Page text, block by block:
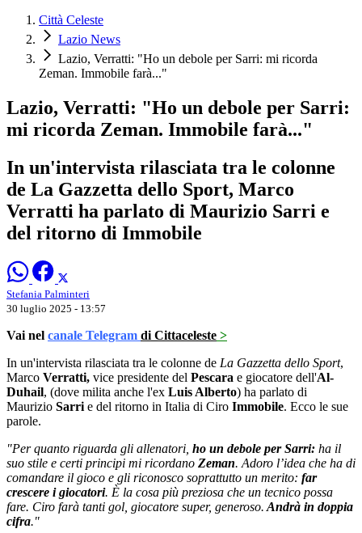
Città Celeste
Lazio News
Lazio, Verratti: "Ho un debole per Sarri: mi ricorda
Zeman. Immobile farà..."
Lazio, Verratti: "Ho un debole per Sarri:
mi ricorda Zeman. Immobile farà..."
In un'intervista rilasciata tra le colonne
de La Gazzetta dello Sport, Marco
Verratti ha parlato di Maurizio Sarri e
del ritorno di Immobile
Stefania Palminteri
30 luglio 2025 - 13:57
Vai nel canale Telegram di Cittaceleste >
In un'intervista rilasciata tra le colonne de La Gazzetta dello Sport,
Marco Verratti, vice presidente del Pescara e giocatore dell'Al-
Duhail, (dove milita anche l'ex Luis Alberto) ha parlato di
Maurizio Sarri e del ritorno in Italia di Ciro Immobile. Ecco le sue
parole.
"Per quanto riguarda gli allenatori, ho un debole per Sarri: ha il
suo stile e certi principi mi ricordano Zeman. Adoro l’idea che ha di
comandare il gioco e gli riconosco soprattutto un merito: far
crescere i giocatori. È la cosa più preziosa che un tecnico possa
fare. Ciro farà tanti gol, giocatore super, generoso. Andrà in doppia
cifra."